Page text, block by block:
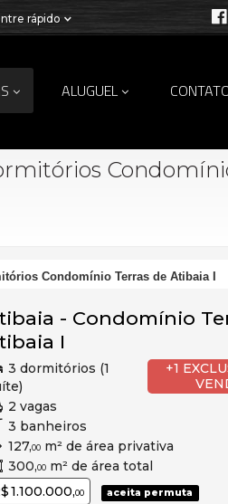
rápido
ALUGUEL
Condomínio Terras de Atibaia I
- Condomínio
I
+1
3 dormitórios (1
2 vagas
3 banheiros
127,00 m² de área privativa
300,00 m² de área total
1.100.000,00 aceita permuta